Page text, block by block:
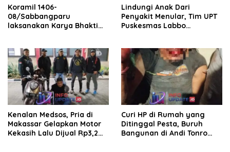
Koramil 1406-
08/Sabbangparu
laksanakan Karya Bhakti
Lindungi Anak Dari
Penyakit Menular, Tim UPT
Puskesmas Labbo
Kenalan Medsos, Pria di
Makassar Gelapkan Motor
Kekasih Lalu Dijual Rp3,2
Curi HP di Rumah yang
Ditinggal Pesta, Buruh
Bangunan di Andi Tonro